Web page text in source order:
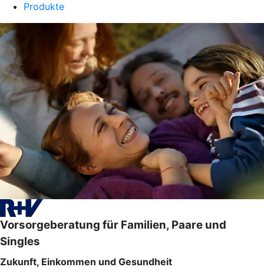
Produkte
Vorsorgeberatung für Familien, Paare und
Singles
Zukunft, Einkommen und Gesundheit